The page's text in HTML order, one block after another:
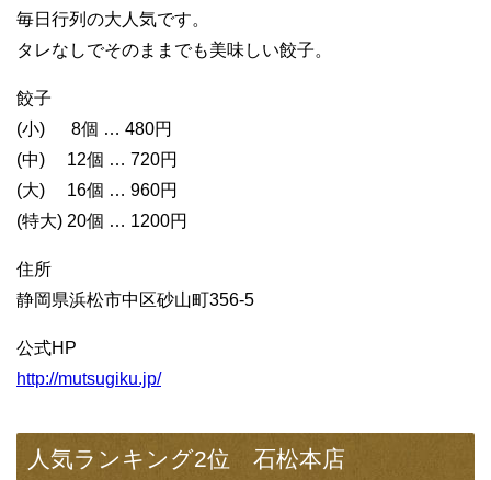
毎日行列の大人気です。
タレなしでそのままでも美味しい餃子。
餃子
(小) 8個 … 480円
(中) 12個 … 720円
(大) 16個 … 960円
(特大) 20個 … 1200円
住所
静岡県浜松市中区砂山町356-5
公式HP
http://mutsugiku.jp/
人気ランキング2位 石松本店